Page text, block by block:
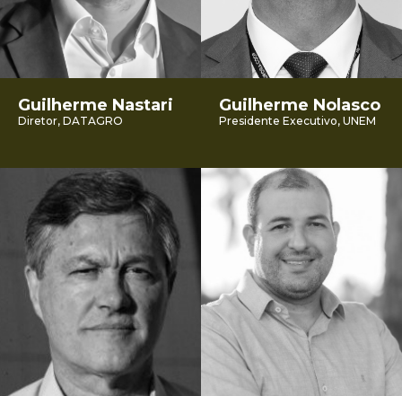
Guilherme Nastari
Diretor, DATAGRO
Guilherme Nolasco
Presidente Executivo, UNEM